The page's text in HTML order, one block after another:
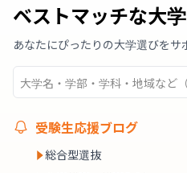
ベストマッチな大
あなたにぴったりの大学選びをサ
受験生応援ブログ
総合型選抜